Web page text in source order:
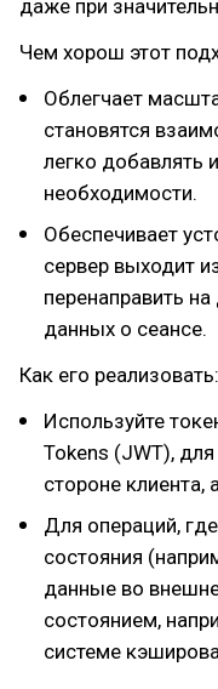
даже при
Чем хорош этот
Облегчает
становятся
легко добавлять
необходимости.
Обеспечивает
сервер выходит
перенаправить
данных о сеансе.
Как его реализовать:
Используйте
Tokens (JWT),
стороне клиента,
Для операций,
состояния
данные во
состоянием,
системе